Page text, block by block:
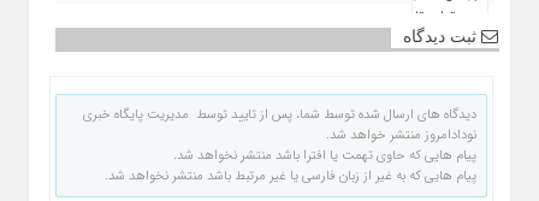
ثبت دیدگاه
دیدگاه های ارسال شده توسط شما، پس از تایید توسط مدیریت پایگاه خبری
نودادامروز منتشر خواهد شد.
پیام هایی که حاوی تهمت یا افترا باشد منتشر نخواهد شد.
پیام هایی که به غیر از زبان فارسی یا غیر مرتبط باشد منتشر نخواهد شد.